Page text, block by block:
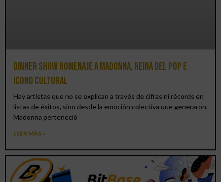
Dinner Show homenaje a Madonna, reina del pop e
icono cultural
Hay artistas que no se explican a través de cifras ni récords en
listas de éxitos, sino desde la emoción colectiva que generaron.
Madonna perteneció
LEER MÁS »